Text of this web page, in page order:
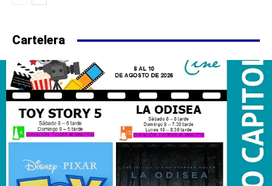
Cartelera